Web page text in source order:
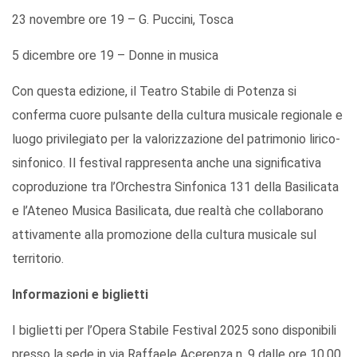
23 novembre ore 19 – G. Puccini, Tosca
5 dicembre ore 19 – Donne in musica
Con questa edizione, il Teatro Stabile di Potenza si
conferma cuore pulsante della cultura musicale regionale e
luogo privilegiato per la valorizzazione del patrimonio lirico-
sinfonico. Il festival rappresenta anche una significativa
coproduzione tra l’Orchestra Sinfonica 131 della Basilicata
e l’Ateneo Musica Basilicata, due realtà che collaborano
attivamente alla promozione della cultura musicale sul
territorio.
Informazioni e biglietti
I biglietti per l’Opera Stabile Festival 2025 sono disponibili